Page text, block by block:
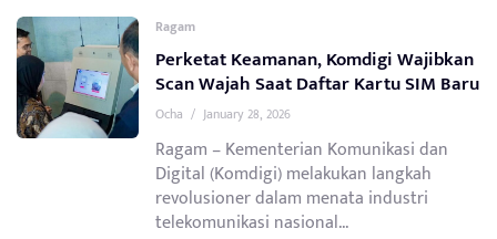
Ragam
Perketat Keamanan, Komdigi Wajibkan
Scan Wajah Saat Daftar Kartu SIM Baru
Ocha / January 28, 2026
Ragam – Kementerian Komunikasi dan
Digital (Komdigi) melakukan langkah
revolusioner dalam menata industri
telekomunikasi nasional...